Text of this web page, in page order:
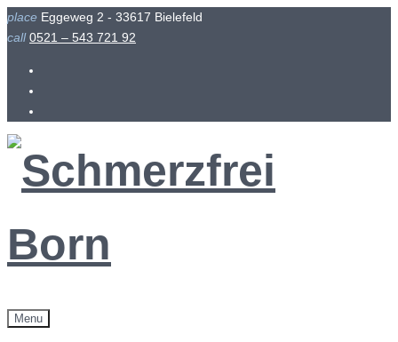
Skip
to
place Eggeweg 2 - 33617 Bielefeld
call 0521 – 543 721 92
Menu